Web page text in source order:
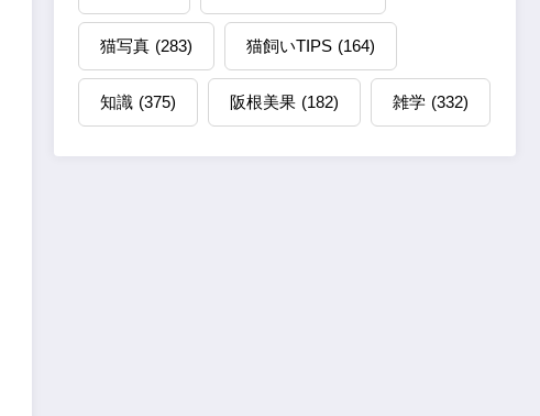
猫写真 (283) 猫飼いTIPS (164)
知識 (375) 阪根美果 (182) 雑学 (332)